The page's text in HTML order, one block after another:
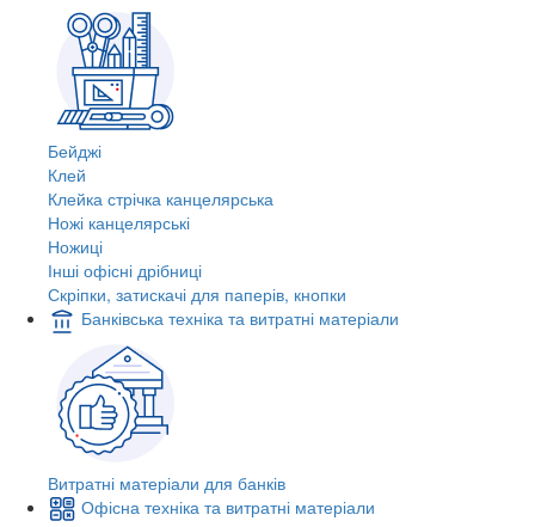
Бейджі
Клей
Клейка стрічка канцелярська
Ножі канцелярські
Ножиці
Інші офісні дрібниці
Скріпки, затискачі для паперів, кнопки
Банківська техніка та витратні матеріали
Витратні матеріали для банків
Офісна техніка та витратні матеріали